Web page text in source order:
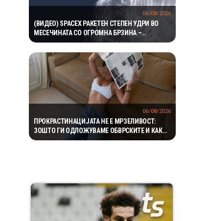
(ВИДЕО) SPACEX РАКЕТЕН СТЕПЕН УДРИ ВО
МЕСЕЧИНАТА СО ОГРОМНА БРЗИНА –
НАУЧНИЦИТЕ ОЧЕКУВААТ НОВ КРАТЕР И
ВАЖНИ СОЗНАНИЈА
06/08/2026
ПРОКРАСТИНАЦИЈАТА НЕ Е МРЗЕЛИВОСТ:
ЗОШТО ГИ ОДЛОЖУВАМЕ ОБВРСКИТЕ И КАКО
ДА ГО ПРЕКИНЕМЕ МАЃЕПСАНИОТ КРУГ
06/08/2026